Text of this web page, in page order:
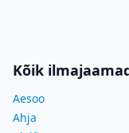
Kõik
Aesoo
Ahja